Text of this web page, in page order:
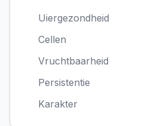
Uiergezondheid
Cellen
Vruchtbaarheid
Persistentie
Karakter